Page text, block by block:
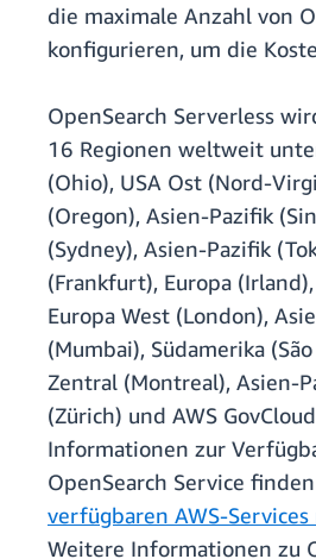
die maximale Anzahl von
konfigurieren, um die
OpenSearch Serverless
16 Regionen weltweit
(Ohio), USA Ost (Nord-
(Oregon), Asien-Pazifik
(Sydney), Asien-Pazifik
(Frankfurt), Europa
Europa West (London),
(Mumbai), Südamerika
Zentral (Montreal), Asien-
(Zürich) und AWS
Informationen zur
OpenSearch Service
verfügbaren AWS-Services
Weitere Informationen zu